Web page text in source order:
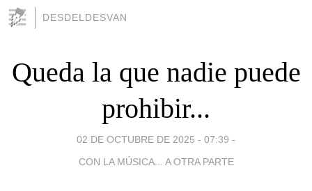
DESDELDESVAN
Queda la que nadie puede
prohibir...
02 DE OCTUBRE DE 2025 - 07:39 -
CON LA MÚSICA... A OTRA PARTE